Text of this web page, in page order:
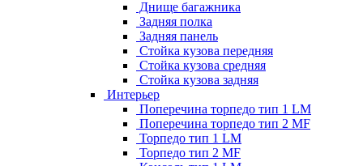
Днище багажника
Задняя полка
Задняя панель
Стойка кузова передняя
Стойка кузова средняя
Стойка кузова задняя
Интерьер
Поперечина торпедо тип 1 LM
Поперечина торпедо тип 2 MF
Торпедо тип 1 LM
Торпедо тип 2 MF